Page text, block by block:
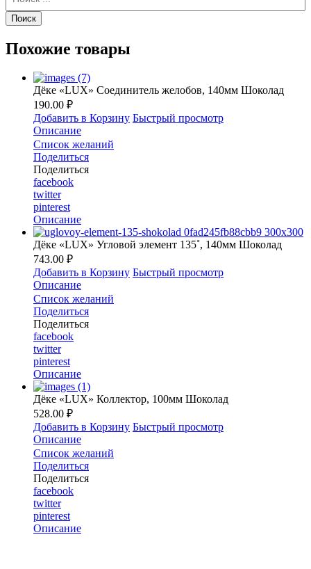
Похожие товары
Дёке «LUX» Соединитель желобов, 140мм Шоколад
190.00 ₽
Добавить в Корзину Быстрый просмотр
Описание
Список желаний
Поделиться
Поделиться
facebook
twitter
pinterest
Описание
Дёке «LUX» Угловой элемент 135˚, 140мм Шоколад
743.00 ₽
Добавить в Корзину Быстрый просмотр
Описание
Список желаний
Поделиться
Поделиться
facebook
twitter
pinterest
Описание
Дёке «LUX» Коллектор, 100мм Шоколад
528.00 ₽
Добавить в Корзину Быстрый просмотр
Описание
Список желаний
Поделиться
Поделиться
facebook
twitter
pinterest
Описание